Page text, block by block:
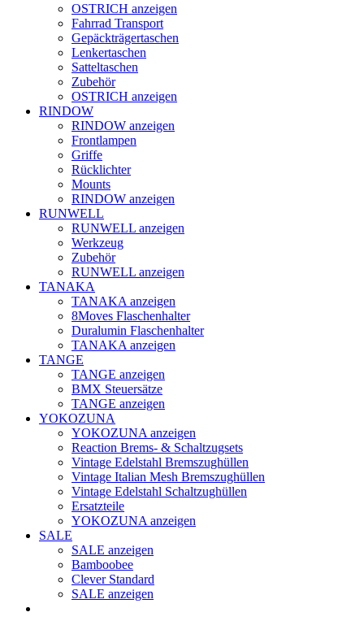
OSTRICH anzeigen
Fahrrad Transport
Gepäckträgertaschen
Lenkertaschen
Satteltaschen
Zubehör
OSTRICH anzeigen
RINDOW
RINDOW anzeigen
Frontlampen
Griffe
Rücklichter
Mounts
RINDOW anzeigen
RUNWELL
RUNWELL anzeigen
Werkzeug
Zubehör
RUNWELL anzeigen
TANAKA
TANAKA anzeigen
8Moves Flaschenhalter
Duralumin Flaschenhalter
TANAKA anzeigen
TANGE
TANGE anzeigen
BMX Steuersätze
TANGE anzeigen
YOKOZUNA
YOKOZUNA anzeigen
Reaction Brems- & Schaltzugsets
Vintage Edelstahl Bremszughüllen
Vintage Italian Mesh Bremszughüllen
Vintage Edelstahl Schaltzughüllen
Ersatzteile
YOKOZUNA anzeigen
SALE
SALE anzeigen
Bamboobee
Clever Standard
SALE anzeigen